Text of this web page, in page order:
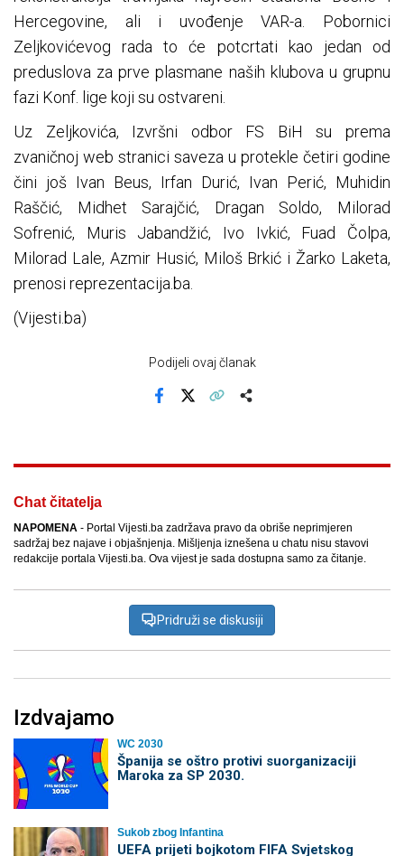
Hercegovine, ali i uvođenje VAR-a. Pobornici
Zeljkovićevog rada to će potcrtati kao jedan od
preduslova za prve plasmane naših klubova u grupnu
fazi Konf. lige koji su ostvareni.
Uz Zeljkovića, Izvršni odbor FS BiH su prema
zvaničnoj web stranici saveza u protekle četiri godine
čini još Ivan Beus, Irfan Durić, Ivan Perić, Muhidin
Raščić, Midhet Sarajčić, Dragan Soldo, Milorad
Sofrenić, Muris Jabandžić, Ivo Ivkić, Fuad Čolpa,
Milorad Lale, Azmir Husić, Miloš Brkić i Žarko Laketa,
prenosi reprezentacija.ba.
(Vijesti.ba)
Podijeli ovaj članak
Chat čitatelja
NAPOMENA - Portal Vijesti.ba zadržava pravo da obriše neprimjeren
sadržaj bez najave i objašnjenja. Mišljenja iznešena u chatu nisu stavovi
redakcije portala Vijesti.ba. Ova vijest je sada dostupna samo za čitanje.
Pridruži se diskusiji
Izdvajamo
WC 2030
Španija se oštro protivi suorganizaciji
Maroka za SP 2030.
Sukob zbog Infantina
UEFA prijeti bojkotom FIFA Svjetskog